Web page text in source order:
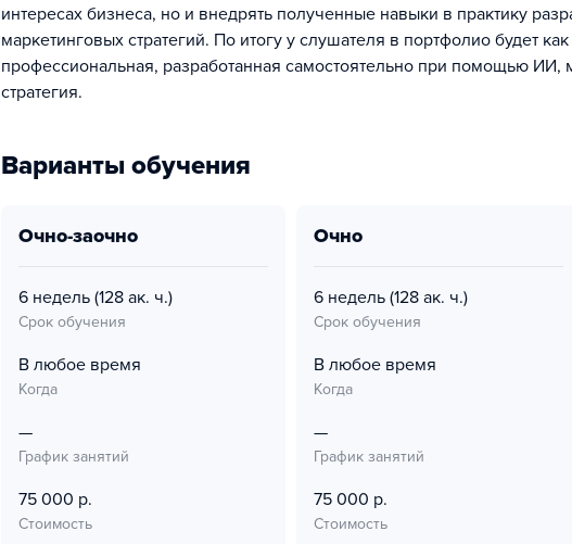
интересах бизнеса, но и внедрять полученные навыки в практику
маркетинговых стратегий. По итогу у слушателя в портфолио будет
профессиональная, разработанная самостоятельно при помощью ИИ,
стратегия.
Варианты обучения
очно-заочно
6 недель (128 ак. ч.)
Срок обучения
В любое время
Когда
—
График занятий
75 000 р.
Стоимость
очно
6 недель (128 ак. ч.)
Срок обучения
В любое время
Когда
—
График занятий
75 000 р.
Стоимость